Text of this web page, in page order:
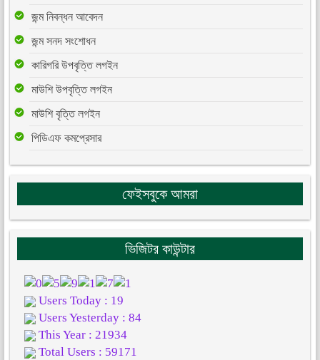
জন্ম নিবন্ধন আবেদন
জন্ম সনদ সংশোধন
কারিগরি উপবৃত্তি লগইন
মাউশি উপবৃত্তি লগইন
মাউশি বৃত্তি লগইন
পিডিএফ কমপ্রেসার
ফেইসবুকে আমরা
ভিজিটর কাউন্টার
Users Today : 19
Users Yesterday : 84
This Year : 21934
Total Users : 59171